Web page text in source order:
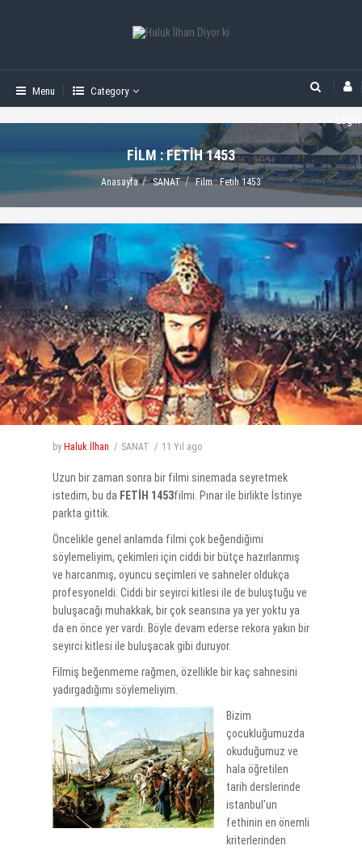
Menu Category
FILM : FETIH 1453
Anasayfa SANAT Film : Fetih 1453
by Haluk İlhan SANAT 11 Yıl ago
Uzun bir zaman sonra bir filmi sinemada seyretmek
istedim, bu da FETİH 1453filmi. Pınar ile birlikte İstinye
parkta gittik.
Öncelikle genel anlamda filmi çok beğendiğimi
söylemeliyim, çekimleri için ciddi bir bütçe hazırlanmış
ve harcanmış, oyuncu seçimleri ve sahneler oldukça
profesyoneldi. Ciddi bir seyirci kitlesi ile de buluştuğu ve
buluşacağı muhakkak, bir çok seansına ya yer yoktu ya
da en önce yer vardı. Böyle devam ederse rekora yakın bir
seyirci kitlesi ile buluşacak gibi duruyor.
Filmiş beğenmeme rağmen, özellikle bir kaç sahnesini
yadırgadığımı söylemeliyim.
Bizim
çocukluğumuzda
okuduğumuz ve
hala öğretilen
tarih derslerinde
istanbul’un
fethinin en önemli
kriterlerinden